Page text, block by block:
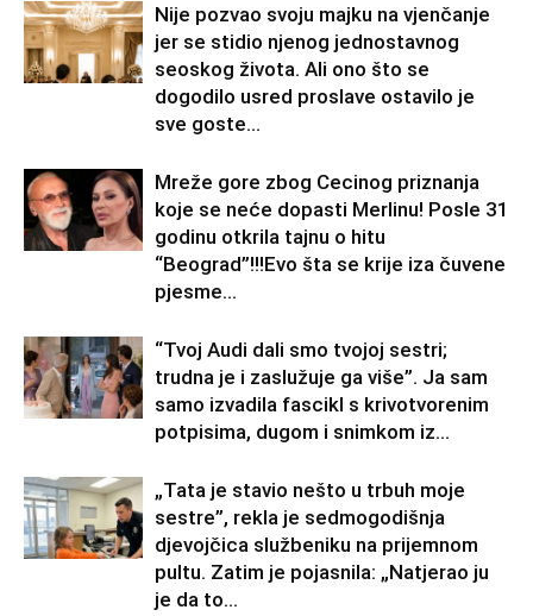
Nije pozvao svoju majku na vjenčanje
jer se stidio njenog jednostavnog
seoskog života. Ali ono što se
dogodilo usred proslave ostavilo je
sve goste...
Mreže gore zbog Cecinog priznanja
koje se neće dopasti Merlinu! Posle 31
godinu otkrila tajnu o hitu
“Beograd”!!!Evo šta se krije iza čuvene
pjesme...
“Tvoj Audi dali smo tvojoj sestri;
trudna je i zaslužuje ga više”. Ja sam
samo izvadila fascikl s krivotvorenim
potpisima, dugom i snimkom iz...
„Tata je stavio nešto u trbuh moje
sestre”, rekla je sedmogodišnja
djevojčica službeniku na prijemnom
pultu. Zatim je pojasnila: „Natjerao ju
je da to...